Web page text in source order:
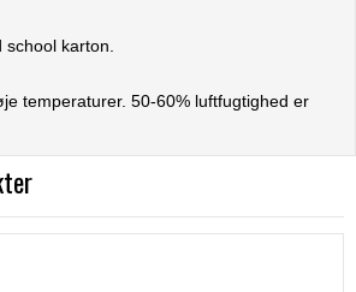
karton.
temperaturer. 50-60% luftfugtighed er